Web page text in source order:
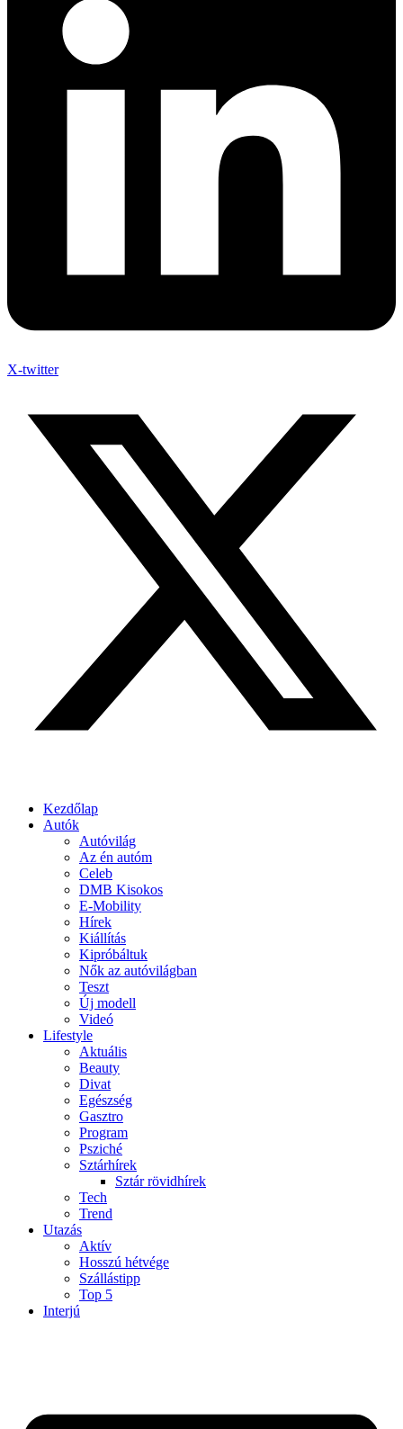
X-twitter
Kezdőlap
Autók
Autóvilág
Az én autóm
Celeb
DMB Kisokos
E-Mobility
Hírek
Kiállítás
Kipróbáltuk
Nők az autóvilágban
Teszt
Új modell
Videó
Lifestyle
Aktuális
Beauty
Divat
Egészség
Gasztro
Program
Psziché
Sztárhírek
Sztár rövidhírek
Tech
Trend
Utazás
Aktív
Hosszú hétvége
Szállástipp
Top 5
Interjú